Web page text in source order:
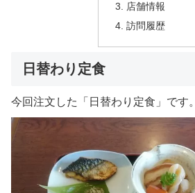
店舗情報
訪問履歴
日替わり定食
今回注文した「日替わり定食」です。